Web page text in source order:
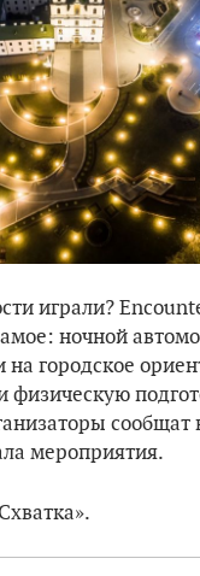
играли?
ночной
на городское
физическую
сообщат
мероприятия.